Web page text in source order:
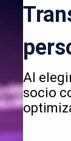
Al
socio